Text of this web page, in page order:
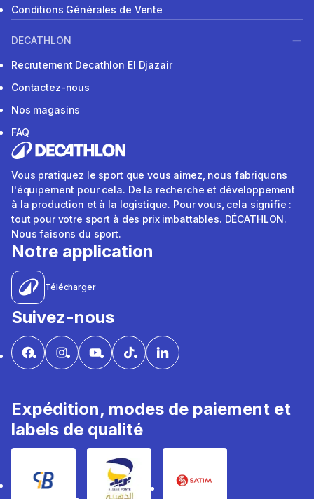
Conditions Générales de Vente
DECATHLON
Recrutement Decathlon El Djazair
Contactez-nous
Nos magasins
FAQ
Vous pratiquez le sport que vous aimez, nous fabriquons
l'équipement pour cela. De la recherche et développement
à la production et à la logistique. Pour vous, cela signifie :
tout pour votre sport à des prix imbattables. DÉCATHLON.
Nous faisons du sport.
Notre application
Télécharger
Suivez-nous
Expédition, modes de paiement et
labels de qualité